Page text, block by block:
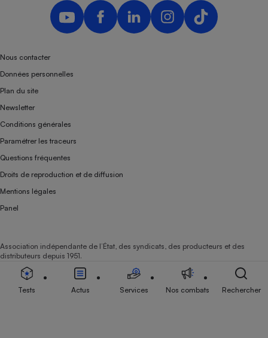
Nous contacter
Données personnelles
Plan du site
Newsletter
Conditions générales
Paramétrer les traceurs
Questions fréquentes
Droits de reproduction et de diffusion
Mentions légales
Panel
Association indépendante de l’État, des syndicats, des producteurs et des
distributeurs depuis 1951.
Tests Actus Services Nos combats Rechercher